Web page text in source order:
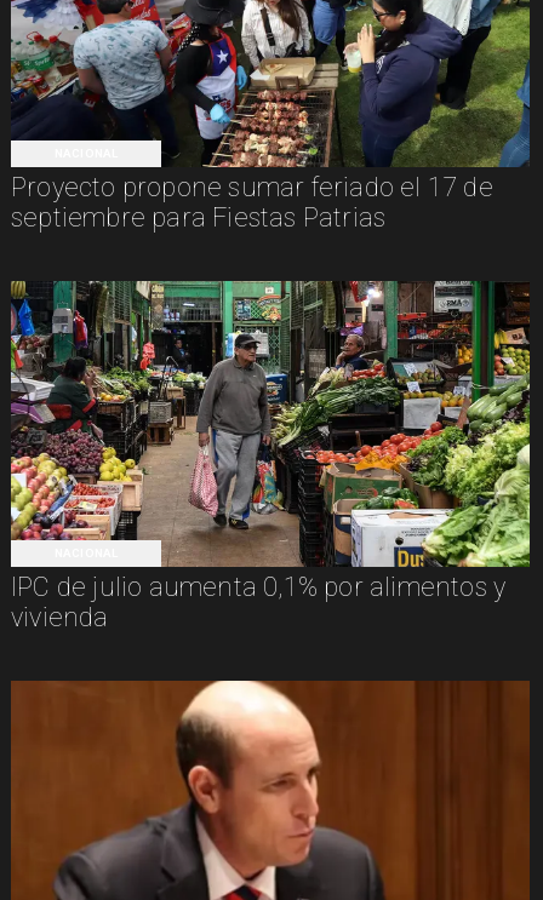
Proyecto propone sumar feriado el 17 de
septiembre para Fiestas Patrias
IPC de julio aumenta 0,1% por alimentos y
vivienda